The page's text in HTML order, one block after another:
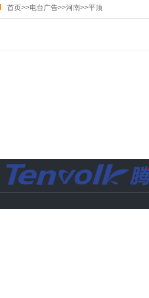
首页>>电台广告>>河南>>平顶